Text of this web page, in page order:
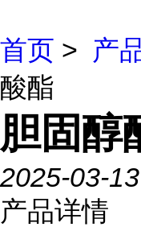
首页 > 产
酸酯
胆固醇
2025-03-13
产品详情